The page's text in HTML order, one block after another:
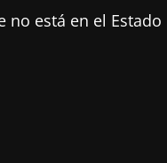
está en el